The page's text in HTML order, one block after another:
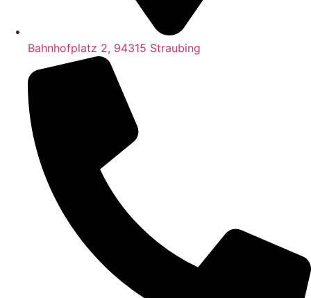
Bahnhofplatz 2, 94315 Straubing